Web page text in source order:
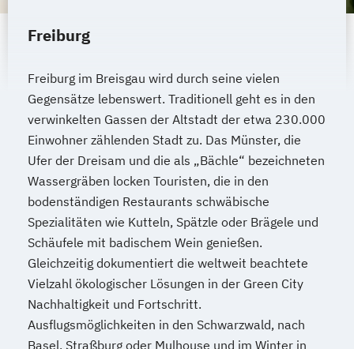
Freiburg
Freiburg im Breisgau wird durch seine vielen
Gegensätze lebenswert. Traditionell geht es in den
verwinkelten Gassen der Altstadt der etwa 230.000
Einwohner zählenden Stadt zu. Das Münster, die
Ufer der Dreisam und die als „Bächle“ bezeichneten
Wassergräben locken Touristen, die in den
bodenständigen Restaurants schwäbische
Spezialitäten wie Kutteln, Spätzle oder Brägele und
Schäufele mit badischem Wein genießen.
Gleichzeitig dokumentiert die weltweit beachtete
Vielzahl ökologischer Lösungen in der Green City
Nachhaltigkeit und Fortschritt.
Ausflugsmöglichkeiten in den Schwarzwald, nach
Basel, Straßburg oder Mulhouse und im Winter in